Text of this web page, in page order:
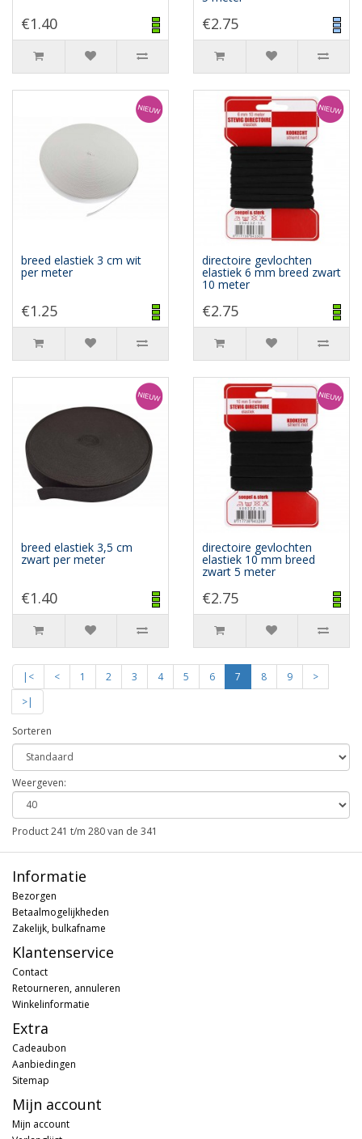
€1.40 €2.75
breed elastiek 3 cm wit
per meter
€1.25
directoire gevlochten
elastiek 6 mm breed zwart
10 meter
€2.75
breed elastiek 3,5 cm
zwart per meter
€1.40
directoire gevlochten
elastiek 10 mm breed
zwart 5 meter
€2.75
|< < 1 2 3 4 5 6 7 8 9
>
>|
Sorteren
Weergeven:
Product 241 t/m 280 van de 341
Informatie
Bezorgen
Betaalmogelijkheden
Zakelijk, bulkafname
Klantenservice
Contact
Retourneren, annuleren
Winkelinformatie
Extra
Cadeaubon
Aanbiedingen
Sitemap
Mijn account
Mijn account